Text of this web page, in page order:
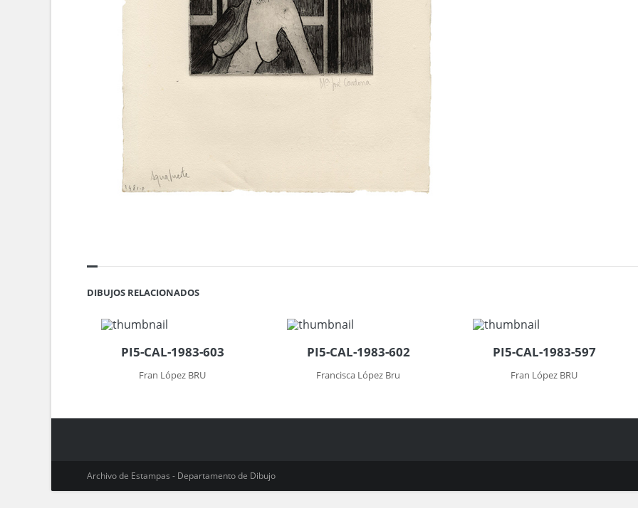
DIBUJOS RELACIONADOS
PI5-CAL-1983-603
Fran López BRU
PI5-CAL-1983-602
Francisca López Bru
PI5-CAL-1983-597
Fran López BRU
Archivo de Estampas - Departamento de Dibujo